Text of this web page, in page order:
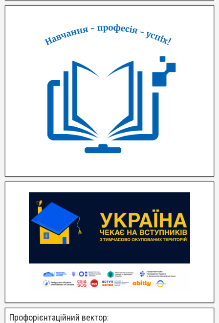
Профорієнтаційний вектор: